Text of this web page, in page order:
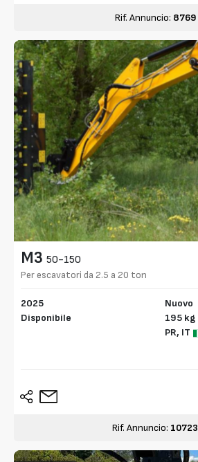
Rif. Annuncio: 8769
M3 50-150
Per escavatori da 2.5 a 20 ton
2025
Disponibile
Nuovo
195 kg
PR, IT
Rif. Annuncio: 10723